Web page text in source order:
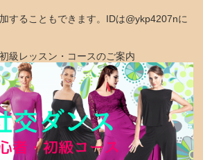
することもできます。IDは@ykp4207nに
級レッスン・コースのご案内